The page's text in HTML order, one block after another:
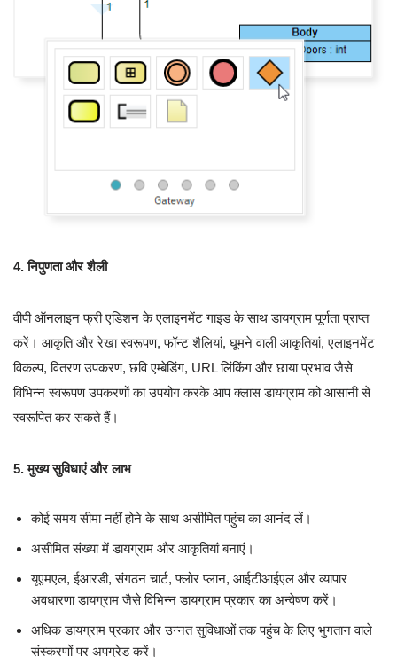
4. निपुणता और शैली
वीपी ऑनलाइन फ्री एडिशन के एलाइनमेंट गाइड के साथ डायग्राम पूर्णता प्राप्त
करें। आकृति और रेखा स्वरूपण, फॉन्ट शैलियां, घूमने वाली आकृतियां, एलाइनमेंट
विकल्प, वितरण उपकरण, छवि एम्बेडिंग, URL लिंकिंग और छाया प्रभाव जैसे
विभिन्न स्वरूपण उपकरणों का उपयोग करके आप क्लास डायग्राम को आसानी से
स्वरूपित कर सकते हैं।
5. मुख्य सुविधाएं और लाभ
कोई समय सीमा नहीं होने के साथ असीमित पहुंच का आनंद लें।
असीमित संख्या में डायग्राम और आकृतियां बनाएं।
यूएमएल, ईआरडी, संगठन चार्ट, फ्लोर प्लान, आईटीआईएल और व्यापार
अवधारणा डायग्राम जैसे विभिन्न डायग्राम प्रकार का अन्वेषण करें।
अधिक डायग्राम प्रकार और उन्नत सुविधाओं तक पहुंच के लिए भुगतान वाले
संस्करणों पर अपग्रेड करें।